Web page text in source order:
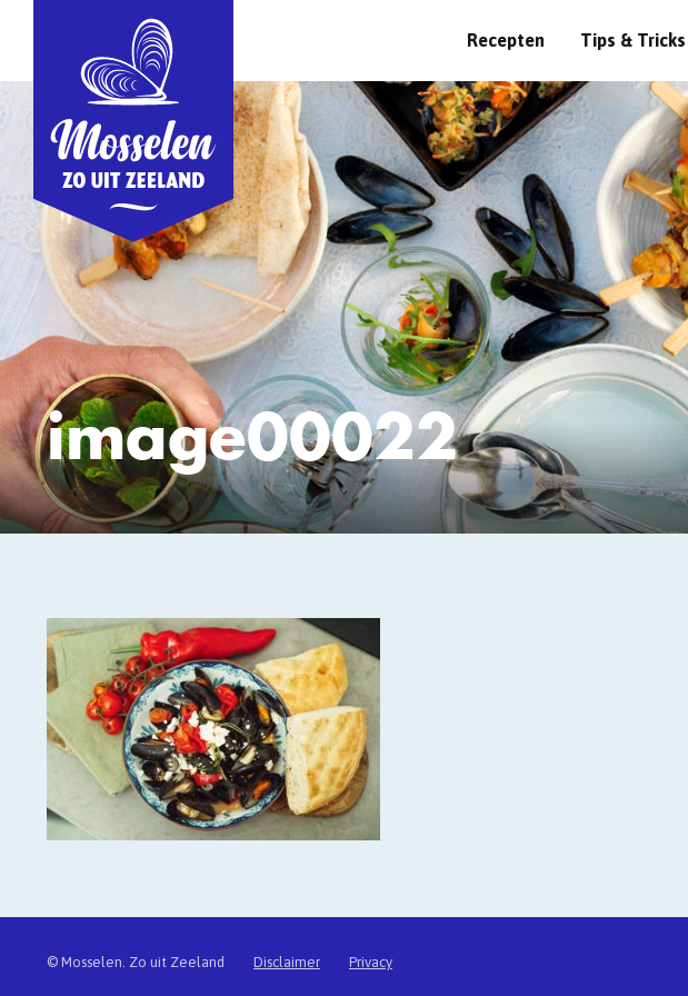
Recepten Tips & Tricks
image00022
© Mosselen. Zo uit Zeeland Disclaimer Privacy